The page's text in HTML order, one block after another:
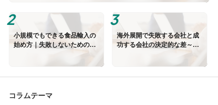
小規模でもできる食品輸入の
始め方｜失敗しないための実
海外展開で失敗する会社と成
功する会社の決定的な差～準
備が8割を決める 理由～
コラムテーマ